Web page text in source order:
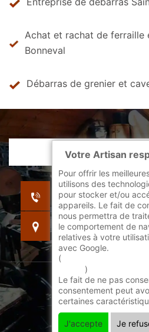
Achat et rachat de ferraille
Bonneval
Débarras de grenier et
indisponible
indisponible
indisponible
©2022 - 2026 Tout
Mentions
Votre Artisan
Pour offrir les
utilisons des
pour stocker et/ou
appareils. Le fait de
nous permettra de
le comportement de
relatives à votre
avec Google.
(
)
Le fait de ne pas
consentement peut
certaines
J'accepte Je